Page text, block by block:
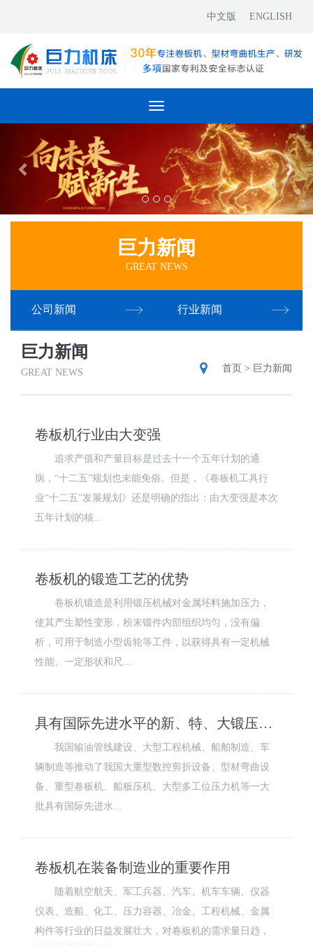
中文版 ENGLISH
Toggle
巨力新闻
GREAT NEWS
公司新闻 行业新闻
巨力新闻
GREAT NEWS 首页 > 巨力新闻
卷板机行业由大变强
追求产值和产量目标是过去十一个五年计划的通
病，“十二五”规划也未能免俗。但是，《卷板机工具行
业“十二五”发展规划》还是明确的指出：由大变强是本次
五年计划的核...
卷板机的锻造工艺的优势
卷板机锻造是利用锻压机械对金属坯料施加压力，
使其产生塑性变形，粉末锻件内部组织均匀，没有偏
析，可用于制造小型齿轮等工件，以获得具有一定机械
性能、一定形状和尺...
具有国际先进水平的新、特、大锻压设备的问世
我国输油管线建设、大型工程机械、船舶制造、车
辆制造等推动了我国大重型数控剪折设备、型材弯曲设
备、重型卷板机、船板压机、大型多工位压力机等一大
批具有国际先进水...
卷板机在装备制造业的重要作用
随着航空航天、军工兵器、汽车、机车车辆、仪器
仪表、造船、化工、压力容器、冶金、工程机械、金属
构件等行业的日益发展壮大，对卷板机的需求量日趋，